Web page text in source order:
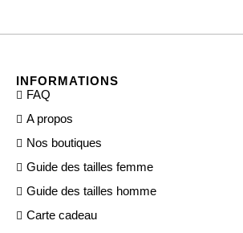
INFORMATIONS
FAQ
A propos
Nos boutiques
Guide des tailles femme
Guide des tailles homme
Carte cadeau